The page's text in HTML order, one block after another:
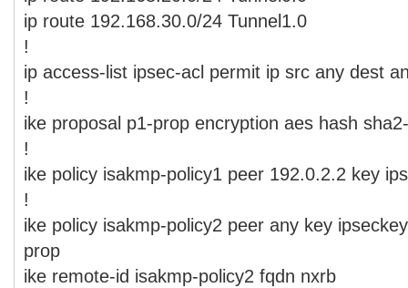
ip route 192.168.30.0/24 Tunnel1.0
!
ip access-list ipsec-acl permit ip src any dest
!
ike proposal p1-prop encryption aes hash
!
ike policy isakmp-policy1 peer 192.0.2.2 key
!
ike policy isakmp-policy2 peer any key
prop
ike remote-id isakmp-policy2 fqdn nxrb